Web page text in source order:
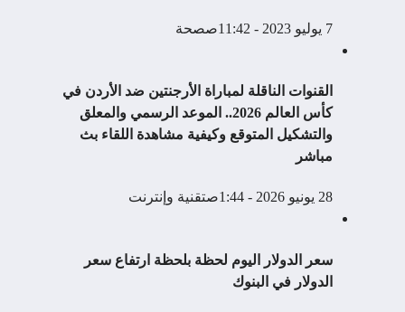
7 يوليو 2023 - 11:42ص صحة
القنوات الناقلة لمباراة الأرجنتين ضد الأردن في
كأس العالم 2026.. الموعد الرسمي والمعلق
والتشكيل المتوقع وكيفية مشاهدة اللقاء بث
مباشر
28 يونيو 2026 - 1:44ص تقنية وإنترنت
سعر الدولار اليوم لحظة بلحظة ارتفاع سعر
الدولار في البنوك